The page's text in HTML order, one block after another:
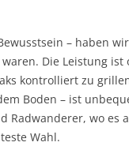
– haben
Die Leistung ist
kontrolliert zu
Boden – ist
Radwanderer, wo es
Wahl.